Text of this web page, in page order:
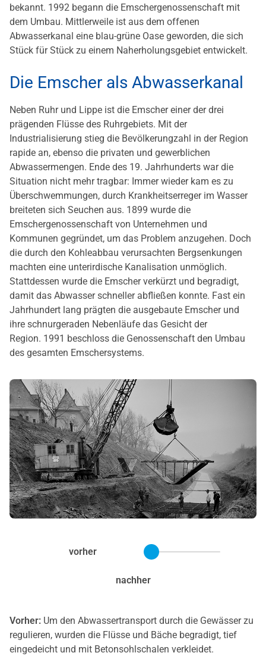
bekannt. 1992 begann die Emschergenossenschaft mit
dem Umbau. Mittlerweile ist aus dem offenen
Abwasserkanal eine blau-grüne Oase geworden, die sich
Stück für Stück zu einem Naherholungsgebiet entwickelt.
Die Emscher als Abwasserkanal
Neben Ruhr und Lippe ist die Emscher einer der drei
prägenden Flüsse des Ruhrgebiets. Mit der
Industrialisierung stieg die Bevölkerungzahl in der Region
rapide an, ebenso die privaten und gewerblichen
Abwassermengen. Ende des 19. Jahrhunderts war die
Situation nicht mehr tragbar: Immer wieder kam es zu
Überschwemmungen, durch Krankheitserreger im Wasser
breiteten sich Seuchen aus. 1899 wurde die
Emschergenossenschaft von Unternehmen und
Kommunen gegründet, um das Problem anzugehen. Doch
die durch den Kohleabbau verursachten Bergsenkungen
machten eine unterirdische Kanalisation unmöglich.
Stattdessen wurde die Emscher verkürzt und begradigt,
damit das Abwasser schneller abfließen konnte. Fast ein
Jahrhundert lang prägten die ausgebaute Emscher und
ihre schnurgeraden Nebenläufe das Gesicht der
Region. 1991 beschloss die Genossenschaft den Umbau
des gesamten Emschersystems.
vorher
nachher
Vorher: Um den Abwassertransport durch die Gewässer zu
regulieren, wurden die Flüsse und Bäche begradigt, tief
eingedeicht und mit Betonsohlschalen verkleidet.